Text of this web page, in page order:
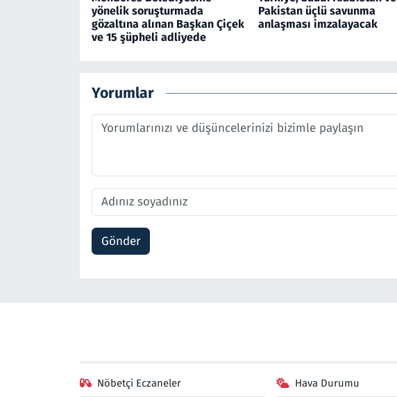
yönelik soruşturmada
gözaltına alınan Başkan Çiçek
ve 15 şüpheli adliyede
Pakistan üçlü savunma
anlaşması imzalayacak
Yorumlar
Gönder
Nöbetçi Eczaneler Hava Durumu